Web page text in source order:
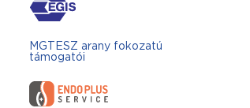
MGTESZ arany fokozatú
támogatói